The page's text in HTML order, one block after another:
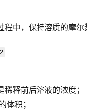
程中，保持溶质的摩
稀释前后溶液的浓度；
体积；